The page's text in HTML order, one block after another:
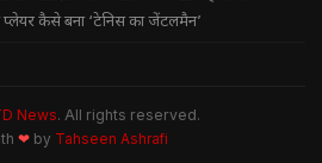
कैसे बना ‘टेनिस का जेंटलमैन’
News. All rights reserved.
❤ by Tahseen Ashrafi